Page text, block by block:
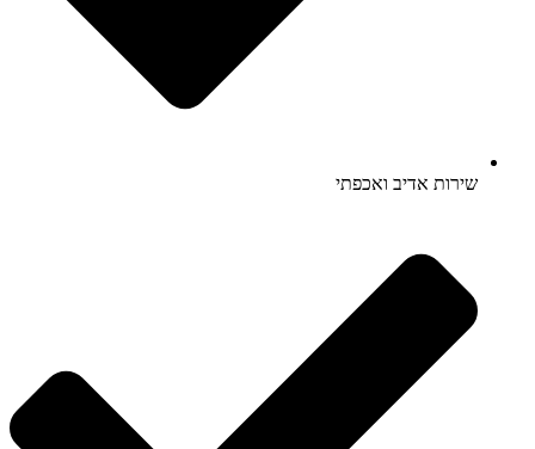
שירות אדיב ואכפתי